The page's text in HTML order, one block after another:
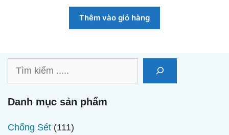
à
Thêm vào giỏ hàng
Tìm
Danh mục sản phẩm
Chống Sét 111111